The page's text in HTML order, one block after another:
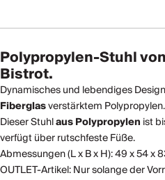
Polypropylen-Stuhl
Bistrot.
Dynamisches und lebendiges
Fiberglasverstärktem Polypropylen.
Dieser Stuhlaus Polypropylen ist
verfügt über rutschfeste Füße.
Abmessungen (L x B x H): 49 x 54 x
OUTLET-Artikel: Nur solange der